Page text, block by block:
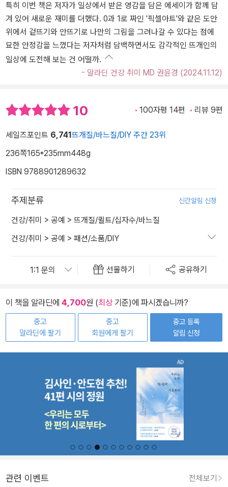
특히 이번 책은 저자가 일상에서 받은 영감을 담은 에세이가 함께 담
겨 있어 새로운 재미를 더했다. 0과 1로 짜인 '픽셀아트'와 같은 도안
위에서 겉뜨기와 안뜨기로 나만의 그림을 그려나갈 수 있다는 점에
묘한 안정감을 느꼈다는 저자처럼 담백하면서도 감각적인 뜨개인의
일상에 도전해 보는 건 어떨까.
- 알라딘 건강 취미 MD 권윤경 (2024.11.12)
10 100자평 14편 리뷰 9편
세일즈포인트 6,741뜨개질/바느질/DIY 주간 23위
236쪽165*235mm448g
ISBN 9788901289632
주제분류 신간알림 신청
건강/취미 > 공예 > 뜨개질/퀼트/십자수/바느질
건강/취미 > 공예 > 패션/소품/DIY
선물하기 공유하기
이 책을 알라딘에 4,700원 (최상기준)에 파시겠습니까?
중고
알라딘에 팔기
중고
회원에게 팔기
중고 등록
알림 신청
관련 이벤트 전체보기